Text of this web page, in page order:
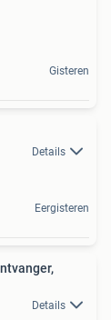
Gisteren
Details
Eergisteren
Details